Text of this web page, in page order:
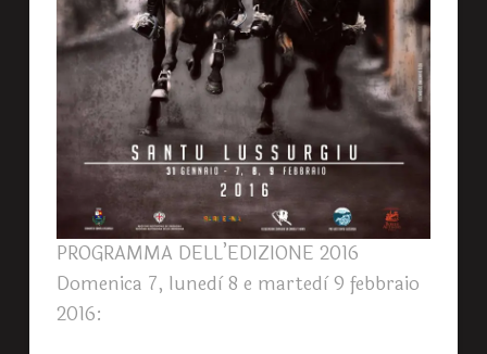
PROGRAMMA DELL’EDIZIONE 2016
Domenica 7, lunedì 8 e martedì 9 febbraio
2016: